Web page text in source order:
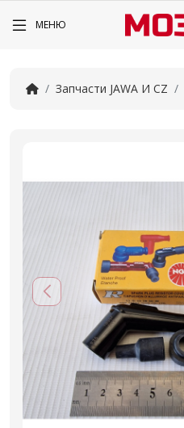
МЕНЮ
Запчасти JAWA И CZ